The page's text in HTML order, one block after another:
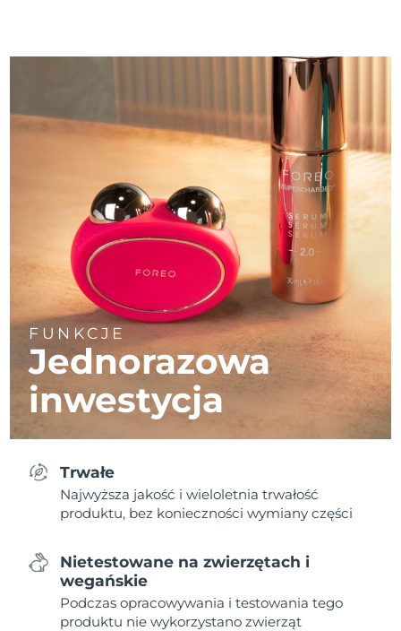
FUNKCJE
Jednorazowa
inwestycja
Trwałe
Najwyższa jakość i wieloletnia trwałość
produktu, bez konieczności wymiany części
Nietestowane na zwierzętach i
wegańskie
Podczas opracowywania i testowania tego
produktu nie wykorzystano zwierząt